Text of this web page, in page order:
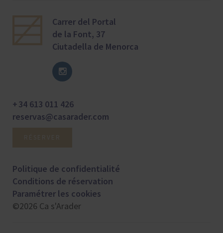
Carrer del Portal
de la Font, 37
Ciutadella de Menorca
+ 34 613 011 426
reservas@casarader.com
Politique de confidentialité
Conditions de réservation
Paramétrer les cookies
©2026 Ca s'Arader